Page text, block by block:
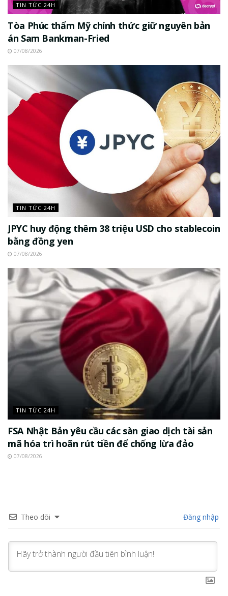
TIN TỨC 24H
Tòa Phúc thẩm Mỹ chính thức giữ nguyên bản
án Sam Bankman-Fried
07/08/2026
TIN TỨC 24H
JPYC huy động thêm 38 triệu USD cho stablecoin
bằng đồng yen
07/08/2026
TIN TỨC 24H
FSA Nhật Bản yêu cầu các sàn giao dịch tài sản
mã hóa trì hoãn rút tiền để chống lừa đảo
07/08/2026
Theo dõi Đăng nhập